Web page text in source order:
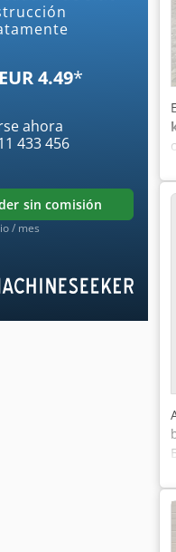
EUR 4.49*
ahora
433 456
sin comisión
/ mes